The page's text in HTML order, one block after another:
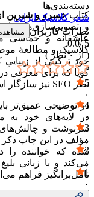
کتابخسرو و شیرین
و تصویرسازی‌های
عاشقانه و حماسی
کلاسیک و مطالعهٔ
خود ترکیبی از
گویا که برای معرفی
نظر SEO نیز سازگار است.
در توضیحی عمیق‌تر
در لایه‌های خود
سرنوشت و چالش‌های
مؤلف در این چاپ ذکر
شده که خواننده را
می‌کند و با زبانی
تامل‌برانگیز فراهم
دسته‌بندی‌ها
شعر کلاسیک ایرانی
نظرات کاربران
5 /
0.0
( از ۰ نظر )
5
۰
4
۰
3
۰
2
۰
1
۰